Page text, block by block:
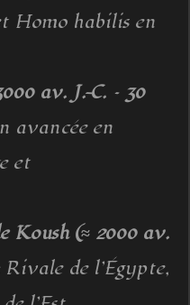
Homo habilis en
av. J.-C. – 30
avancée en
et
Koush (≈ 2000 av.
de l’Égypte,